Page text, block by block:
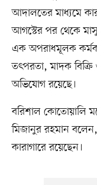
আদালতের মাধ্যমে
আগস্টের পর থেকে
এক অপরাধমূলক
তৎপরতা, মাদক
অভিযোগ রয়েছে।
বরিশাল কোতোয়ালি
মিজানুর রহমান
কারাগারে রয়েছেন।